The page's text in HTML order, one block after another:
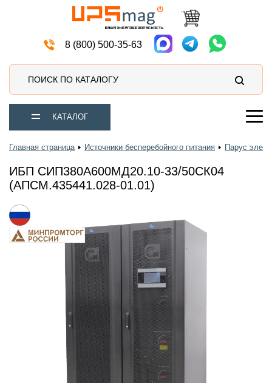
8 (800) 500-35-63
ПОИСК ПО КАТАЛОГУ
КАТАЛОГ
Главная страница Источники бесперебойного питания Парус
ИБП СИП380А600МД20.10-33/50СК04
(АПСМ.435441.028-01.01)
Источники бесперебойного питания